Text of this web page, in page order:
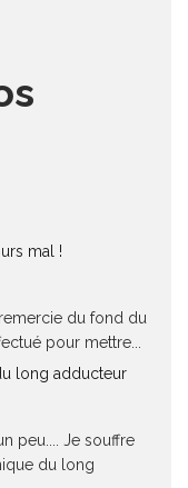
mal !
du fond du
pour mettre...
long adducteur
peu.... Je souffre
du long